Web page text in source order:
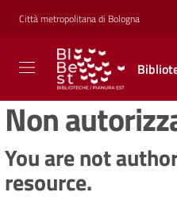
Vai al contenuto
Vai alla navigazione
Vai al footer
Città metropolitana di Bologna
Biblioteche
Pianura
Est
CONOSCERE,
CREARE,
Non
You are not
resource.